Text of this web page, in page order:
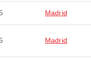
Madrid
Madrid